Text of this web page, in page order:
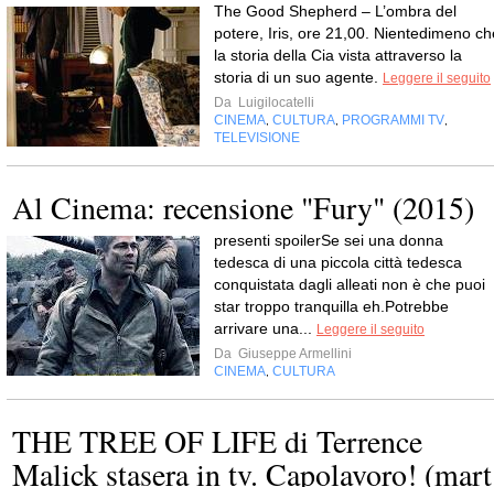
The Good Shepherd – L’ombra del
potere, Iris, ore 21,00. Nientedimeno
la storia della Cia vista attraverso la
storia di un suo agente.
Leggere il seguito
Da Luigilocatelli
CINEMA CULTURA PROGRAMMI TV
TELEVISIONE
Al Cinema: recensione "Fury" (2015)
presenti spoilerSe sei una donna
tedesca di una piccola città tedesca
conquistata dagli alleati non è che puoi
star troppo tranquilla eh.Potrebbe
arrivare una...
Leggere il seguito
Da Giuseppe Armellini
CINEMA CULTURA
THE TREE OF LIFE di Terrence
Malick stasera in tv. Capolavoro!